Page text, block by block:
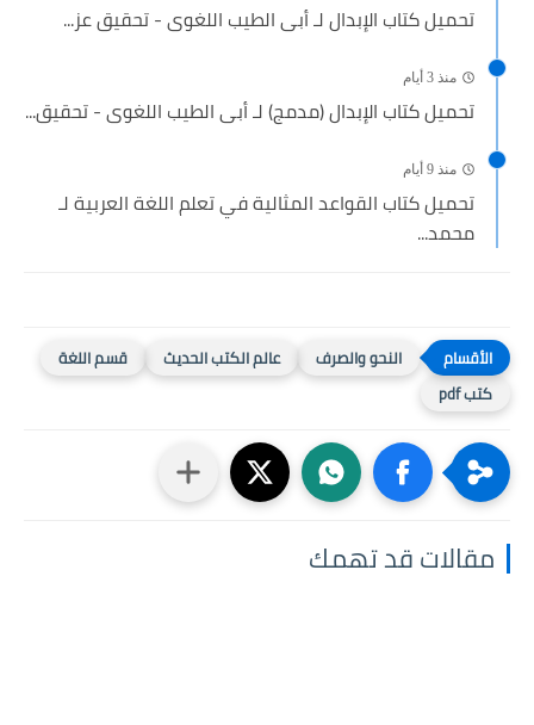
تحميل كتاب الإبدال لـ أبى الطيب اللغوى - تحقيق عز...
منذ 3 أيام
تحميل كتاب الإبدال (مدمج) لـ أبى الطيب اللغوى - تحقيق...
منذ 9 أيام
تحميل كتاب القواعد المثالية في تعلم اللغة العربية لـ
محمد...
النحو والصرف عالم الكتب الحديث
قسم اللغة
كتب pdf
مقالات قد تهمك